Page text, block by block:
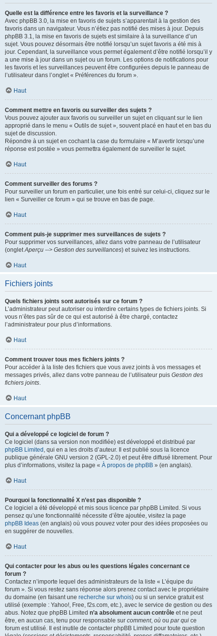
Quelle est la différence entre les favoris et la surveillance ?
Avec phpBB 3.0, la mise en favoris de sujets s’apparentait à la gestion des
favoris dans un navigateur. Vous n’étiez pas notifié des mises à jour. Depuis
phpBB 3.1, la mise en favoris de sujets est similaire à la surveillance d’un
sujet. Vous pouvez désormais être notifié lorsqu’un sujet favoris a été mis à
jour. Cependant, la surveillance vous permet également d’être notifié lorsqu’il y
a une mise à jour dans un sujet ou un forum. Les options de notifications pour
les favoris et les surveillances peuvent être configurées depuis le panneau de
l’utilisateur dans l’onglet « Préférences du forum ».
Haut
Comment mettre en favoris ou surveiller des sujets ?
Vous pouvez ajouter aux favoris ou surveiller un sujet en cliquant sur le lien
approprié dans le menu « Outils de sujet », souvent placé en haut et en bas du
sujet de discussion.
Répondre à un sujet en cochant la case du formulaire « M’avertir lorsqu’une
réponse est postée » vous permettra également de surveiller le sujet.
Haut
Comment surveiller des forums ?
Pour surveiller un forum en particulier, une fois entré sur celui-ci, cliquez sur le
lien « Surveiller ce forum » qui se trouve en bas de page.
Haut
Comment puis-je supprimer mes surveillances de sujets ?
Pour supprimer vos surveillances, allez dans votre panneau de l’utilisateur
(ongletAperçu --> Gestion des surveillances) et suivez les instructions.
Haut
Fichiers joints
Quels fichiers joints sont autorisés sur ce forum ?
L’administrateur peut autoriser ou interdire certains types de fichiers joints. Si
vous n’êtes pas sûr de ce qui est autorisé à être chargé, contactez
l’administrateur pour plus d’informations.
Haut
Comment trouver tous mes fichiers joints ?
Pour accéder à la liste des fichiers que vous avez joints à vos messages et
messages privés, allez dans votre panneau de l’utilisateur puis Gestion des
fichiers joints.
Haut
Concernant phpBB
Qui a développé ce logiciel de forum ?
Ce logiciel (dans sa version non modifiée) est développé et distribué par
phpBB Limited , qui en a les droits d’auteur. Il est publié sous la licence
publique générale GNU version 2 (GPL-2.0) et peut être diffusé librement. Pour
plus d’informations, visitez la page « À propos de phpBB » (en anglais).
Haut
Pourquoi la fonctionnalité X n’est pas disponible ?
Ce logiciel a été développé et mis sous licence par phpBB Limited. Si vous
pensez qu’une fonctionnalité nécessite d’être ajoutée, visitez la page
phpBB Ideas (en anglais) où vous pouvez voter pour des idées proposées ou
en suggérer de nouvelles.
Haut
Qui contacter pour les abus ou les questions légales concernant ce
forum ?
Contactez n’importe lequel des administrateurs de la liste « L’équipe du
forum ». Si vous restez sans réponse alors prenez contact avec le propriétaire
du domaine (en faisant une recherche sur whois) ou si un service gratuit est
utilisé (exemple : Yahoo!, Free, f2s.com, etc.), avec le service de gestion ou des
abus. Notez que phpBB Limited n’a absolument aucun contrôle et ne peut
être, en aucun cas, tenu pour responsable sur comment, où ou par qui ce
forum est utilisé. Il est inutile de contacter phpBB Limited pour toute question